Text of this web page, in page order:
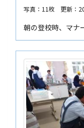
写真：11枚 更新：
朝の登校時、マナ